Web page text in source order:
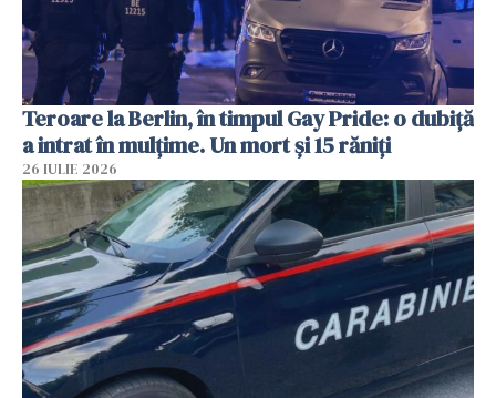
Teroare la Berlin, în timpul Gay Pride: o dubiță
a intrat în mulțime. Un mort și 15 răniți
26 IULIE 2026